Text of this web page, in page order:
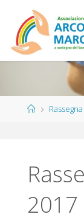
contenuto
Home
2017